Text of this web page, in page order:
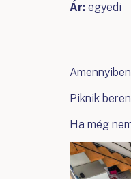
Ár: egyedi
Piknik
Ha még